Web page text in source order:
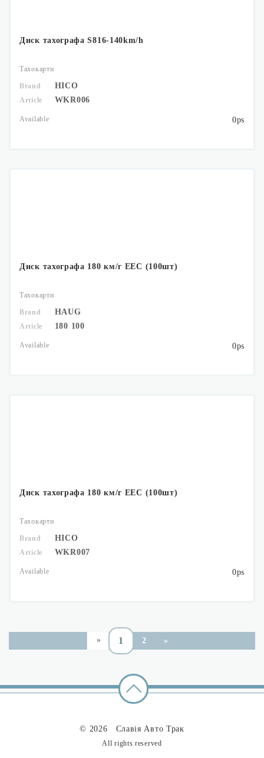
Диск тахографа S816-140km/h
Тахокарти
Brand HICO
Article WKR006
Available 0ps
Диск тахографа 180 км/г ЕЕС (100шт)
Тахокарти
Brand HAUG
Article 180 100
Available 0ps
Диск тахографа 180 км/г ЕЕС (100шт)
Тахокарти
Brand HICO
Article WKR007
Available 0ps
« 1 2 »
© 2026 Славія Авто Трак
All rights reserved